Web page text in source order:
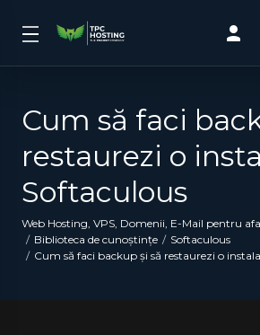
Cum să faci
restaurezi o
Softaculous
Web Hosting, VPS, Domenii, E-Mail pentru
Biblioteca de cunoștințe
Softaculous
Cum să faci backup și să restaurezi o